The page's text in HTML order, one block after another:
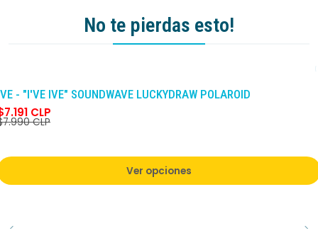
No te pierdas esto!
- "I'VE IVE" SOUNDWAVE LUCKYDRAW POLAROID
CLP
CLP
Ver opciones